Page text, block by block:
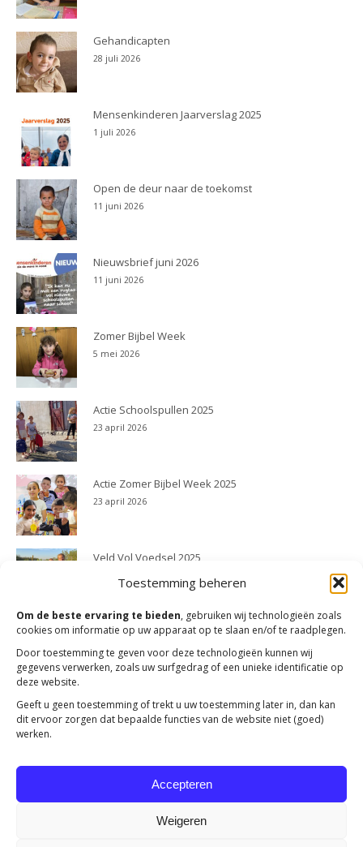
Toestemming beheren
Om de beste ervaring te bieden, gebruiken wij technologieën zoals
cookies om informatie op uw apparaat op te slaan en/of te raadplegen.
Door toestemming te geven voor deze technologieën kunnen wij
gegevens verwerken, zoals uw surfgedrag of een unieke identificatie op
deze website.
Geeft u geen toestemming of trekt u uw toestemming later in, dan kan
dit ervoor zorgen dat bepaalde functies van de website niet (goed)
werken.
Accepteren
Weigeren
Gehandicapten
28 juli 2026
Mensenkinderen Jaarverslag 2025
1 juli 2026
Open de deur naar de toekomst
11 juni 2026
Nieuwsbrief juni 2026
11 juni 2026
Zomer Bijbel Week
5 mei 2026
Actie Schoolspullen 2025
23 april 2026
Actie Zomer Bijbel Week 2025
23 april 2026
Veld Vol Voedsel 2025